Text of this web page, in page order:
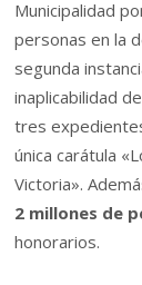
Municipalidad
personas en la
segunda
inaplicabilidad
tres
única carátula
Victoria».
2 millones de
honorarios.